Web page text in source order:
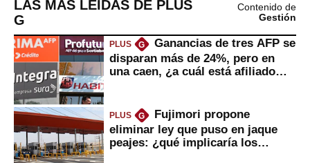
LAS MÁS LEÍDAS DE PLUS
G
Contenido de
Gestión
PLUS G
Ganancias de tres AFP se
disparan más de 24%, pero en
una caen, ¿a cuál está afiliado
PLUS G
Fujimori propone
eliminar ley que puso en jaque
peajes: ¿qué implicaría los